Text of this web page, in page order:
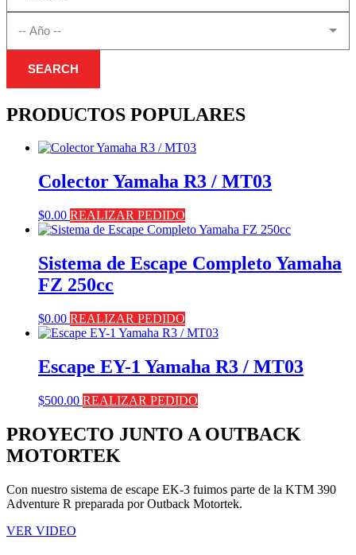
SEARCH
PRODUCTOS POPULARES
Colector Yamaha R3 / MT03
$0.00 REALIZAR PEDIDO
Sistema de Escape Completo Yamaha
FZ 250cc
$0.00 REALIZAR PEDIDO
Escape EY-1 Yamaha R3 / MT03
$500.00 REALIZAR PEDIDO
PROYECTO JUNTO A OUTBACK
MOTORTEK ​
Con nuestro sistema de escape EK-3 fuimos parte de la KTM 390
Adventure R preparada por Outback Motortek.
VER VIDEO